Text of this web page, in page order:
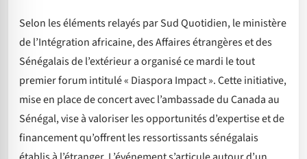
Selon les éléments relayés par Sud Quotidien, le ministère
de l’Intégration africaine, des Affaires étrangères et des
Sénégalais de l’extérieur a organisé ce mardi le tout
premier forum intitulé « Diaspora Impact ». Cette initiative,
mise en place de concert avec l’ambassade du Canada au
Sénégal, vise à valoriser les opportunités d’expertise et de
financement qu’offrent les ressortissants sénégalais